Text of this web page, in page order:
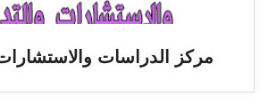
مركز الدراسات